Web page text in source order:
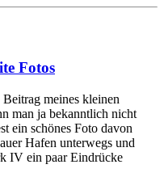
Fotos
meines kleinen
man ja bekanntlich nicht
ein schönes Foto davon
Hafen unterwegs und
IV ein paar Eindrücke